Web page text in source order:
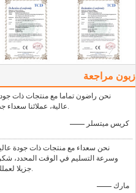
زبون مراجعة
نحن راضون تماما مع منتجات ذات
عالية، عملائنا سعداء جدا.
—— كريس ميتسلر
نحن سعداء مع منتجات ذات جودة
وسرعة التسليم في الوقت المحدد،
جزيلا لعملك.
—— مارك